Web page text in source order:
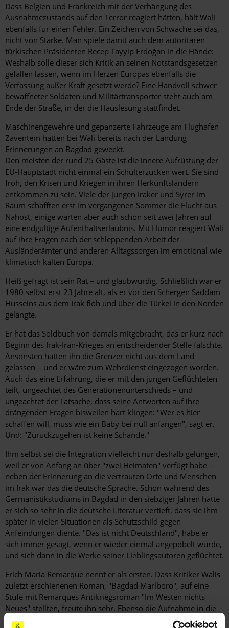
Dass Belgien und Frankreich mit der Verhängung des
Ausnahmezustands auf den Terror reagiert hätten, hält Wali
ebenfalls für einen Fehler. Ein Zeichen von Schwäche sei das,
nicht von Stärke. Man spiele damit auch dem autoritären
türkischen Präsidenten Recep Tayyip Erdoğan in die Hände:
Weshalb solle dieser sich Kritik an seinen Notstandsgesetzen
gefallen lassen, wenn im Herzen Europas ebenfalls die
Verfassung außer Kraft gesetzt werde? Eine Handvoll schwer
bewaffneter Soldaten und Militärtransporter steht auch am
Ende der Straße, in der die Hauslesung stattfindet.
Maschinengewehre und gepanzerte Fahrzeuge am Flughafen
Zaventem hatten bei Wali bereits nach der Landung
Erinnerungen an Bagdad geweckt.
Den meisten der rund 25 Gäste ist die innere Aufrüstung der
EU-Hauptstadt nicht einmal ein Schulterzucken wert. Sie sind
froh, den Krisen und Kriegen in ihren Herkunftsländern
entkommen zu sein. Viele der jungen Iraker und Syrer im
Raum schafften erst im vergangenen Sommer die Flucht aus
Nahost, einige warten aber auch schon seit zwei Jahren auf
eine endgültige Aufenthaltserlaubnis. Mit Humor reagiert Wali
auf ihre Fragen nach der schleppenden Arbeit der
Ausländerämter und anderen Alltagssorgen im emotional wie
klimatisch kalten Europa.
Heiß gefragt ist sein Rat – und glaubwürdig. Schließlich war er
1980 selbst erst 23 Jahre alt, als er vor den Schergen Saddam
Husseins aus dem Irak floh und über die Türkei in den Norden
gelangte.
Er hat das Soldbuch von damals mitgebracht, das er kurz nach
Beginn des Irak-Iran-Krieges an entscheidender Stelle fälschte.
Ansonsten hätten ihn die Grenzer nicht aus dem Land
gelassen – und er wäre zum Wehrdienst eingezogen worden.
Auch das eine Erfahrung, die er mit den jungen Geflüchteten
teilt, ungeachtet des Generationenunterschieds – und
ungeachtet der Tatsache, dass seine Antworten auf ihre
drängenden Fragen bisweilen hart klingen: "Wer es hier
schaffen will, muss wie ein Baby bei null anfangen", sagt er.
Und: "Zurückzugehen ist keine Schande."
Ihm selbst sei die Integration vielleicht nur deshalb gelungen,
weil er von Anfang an über "zwei Heimaten" verfügt habe –
neben der Erinnerung an die vertrauten Orte und Menschen
im Irak war das die deutsche Sprache. Schon während des
Germanistikstudiums in Bagdad in den siebziger Jahren hatte
er sich so sehr in die deutsche Literatur vertieft, dass sie ihm
später in vielen Situationen als Schutzschild gegen
Anfeindungen diente. "Das ist nicht Deutschland", habe er
sich immer gesagt, wenn er wieder einmal angepöbelt wurde,
und sich dann in die Werke seiner Lieblingsautoren geflüchtet.
Erich Maria Remarque nennt er als ersten. Dass Kritiker Walis
zuletzt erschienenen Roman, "Bagdad Marlboro", auf eine
Stufe mit Remarques Antikriegsroman "Im Westen nichts
Neues" stellten, freute ihn sehr. Ebenso die Aufnahme in die
Jury des diesjährigen Deutschen Buchpreises. Dass der